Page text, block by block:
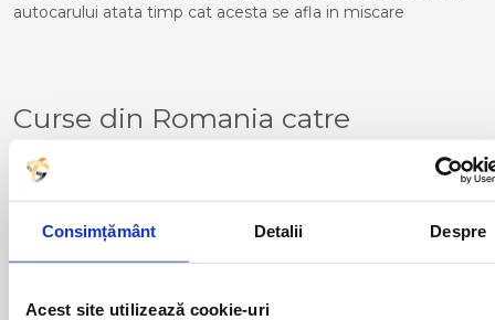
Consimțământ Detalii Despre
Acest site utilizează cookie-uri
autocarului atata timp cat acesta se afla in miscare
Curse din Romania catre
LANCON PROVENCE:
ACAS
AIUD
ALBA IULIA
ALEXANDRIA
MEDGIDIA
MOINESTI